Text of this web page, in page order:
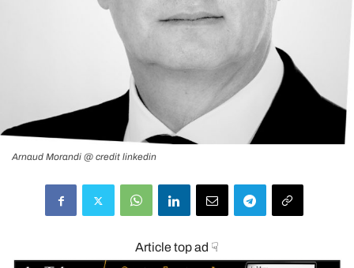
Arnaud Morandi @ credit linkedin
Article top ad ☟